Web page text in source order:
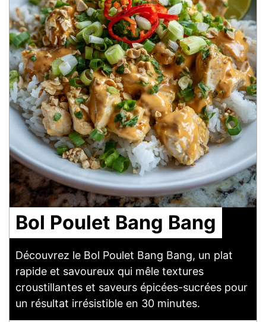
Bol Poulet Bang Bang
Découvrez le Bol Poulet Bang Bang, un plat
rapide et savoureux qui mêle textures
croustillantes et saveurs épicées-sucrées pour
un résultat irrésistible en 30 minutes.